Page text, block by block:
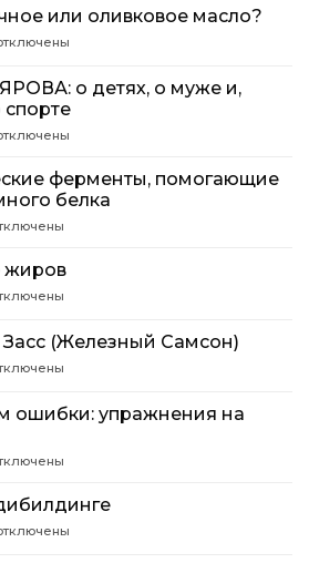
или оливковое масло?
о детях, о муже и,
спорте
ферменты, помогающие
белка
жиров
(Железный Самсон)
ошибки: упражнения на